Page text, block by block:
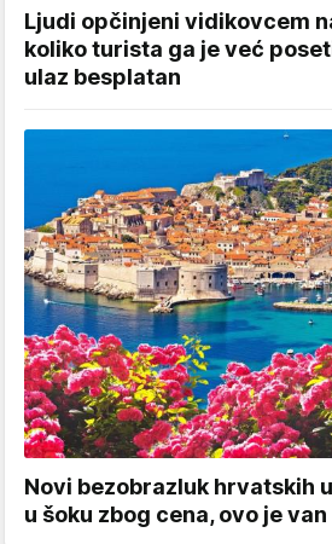
Ljudi opčinjeni vidikovcem
koliko turista ga je već
ulaz besplatan
Novi bezobrazluk hrvatskih
u šoku zbog cena, ovo je